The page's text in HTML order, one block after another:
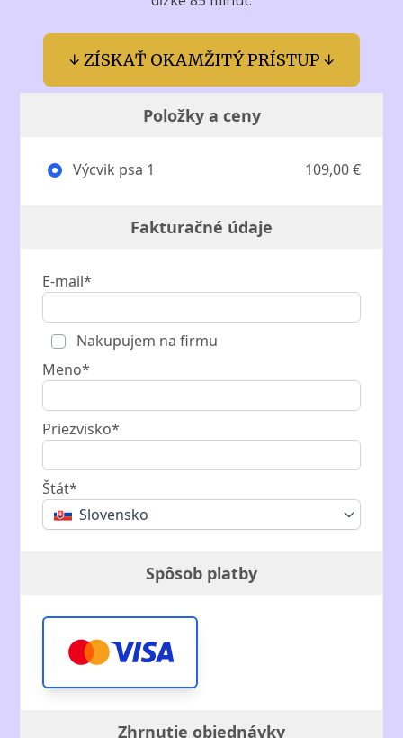
↓ ZÍSKAŤ OKAMŽITÝ PRÍSTUP ↓
Položky a ceny
Výcvik psa 1 109,00 €
Fakturačné údaje
E-mail*
Nakupujem na firmu
Meno*
Priezvisko*
Štát*
Slovensko
Spôsob platby
Zhrnutie objednávky